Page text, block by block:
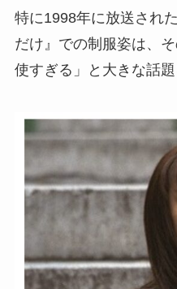
特に1998年に放送され
だけ』での制服姿は、
使すぎる」と大きな話題